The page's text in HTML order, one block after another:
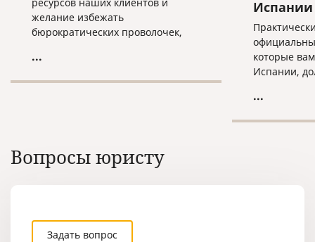
желание избежать
бюрократических проволочек,
услугу по проставлению апостиля
...
Испании
которые
Испании,
проставить
...
Вопросы юристу
Задать вопрос